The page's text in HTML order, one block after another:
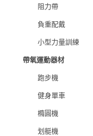
阻力帶
負重配戴
小型力量訓練
帶氧運動器材
跑步機
健身單車
橢圓機
划艇機